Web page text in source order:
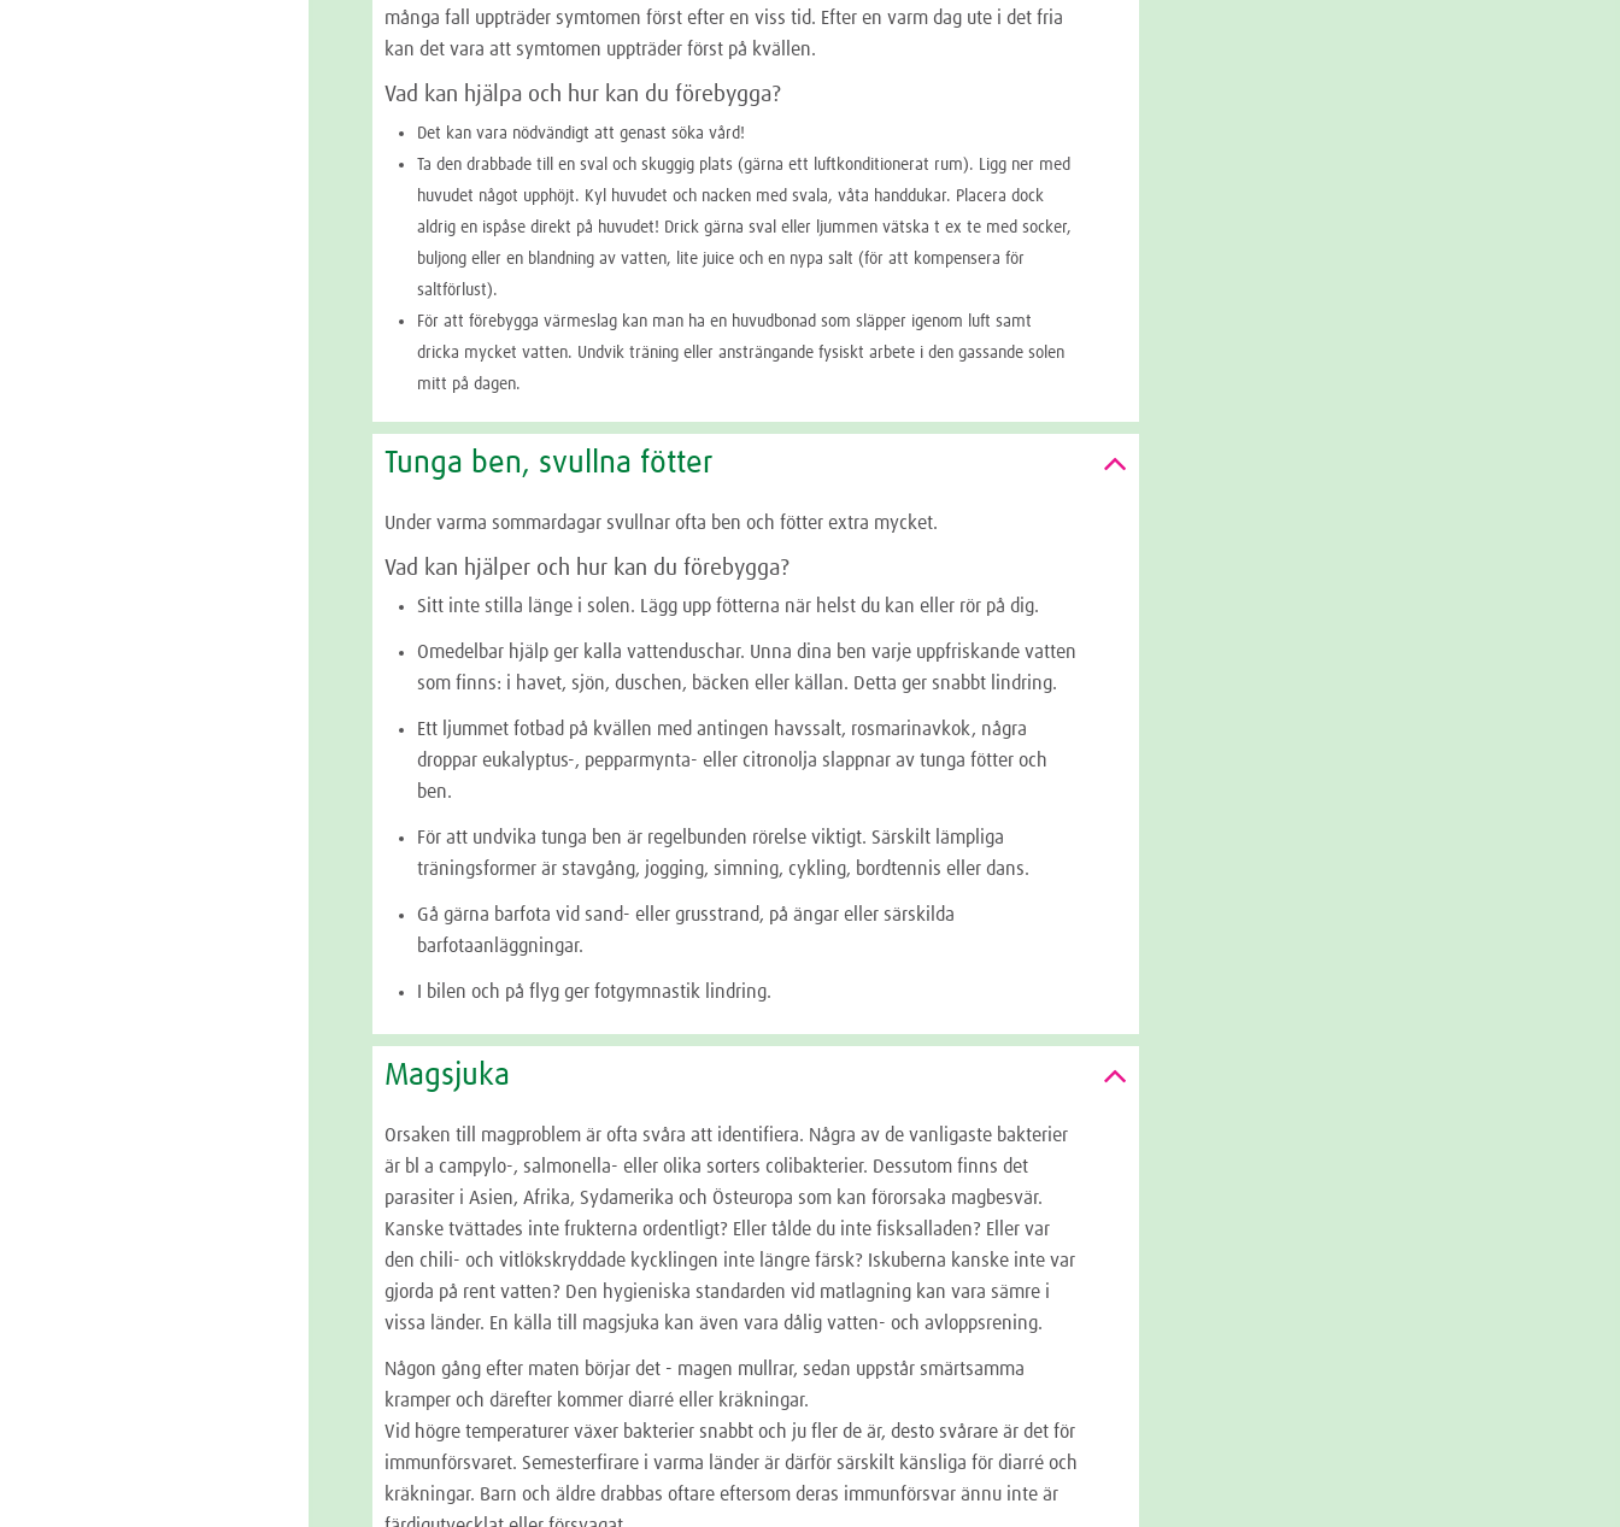
många fall uppträder symtomen först efter en viss tid. Efter en varm dag ute i det fria
kan det vara att symtomen uppträder först på kvällen.
Vad kan hjälpa och hur kan du förebygga?
Det kan vara nödvändigt att genast söka vård!
Ta den drabbade till en sval och skuggig plats (gärna ett luftkonditionerat rum). Ligg ner med
huvudet något upphöjt. Kyl huvudet och nacken med svala, våta handdukar. Placera dock
aldrig en ispåse direkt på huvudet! Drick gärna sval eller ljummen vätska t ex te med socker,
buljong eller en blandning av vatten, lite juice och en nypa salt (för att kompensera för
saltförlust).
För att förebygga värmeslag kan man ha en huvudbonad som släpper igenom luft samt
dricka mycket vatten. Undvik träning eller ansträngande fysiskt arbete i den gassande solen
mitt på dagen.
Tunga ben, svullna fötter
Under varma sommardagar svullnar ofta ben och fötter extra mycket.
Vad kan hjälper och hur kan du förebygga?
Sitt inte stilla länge i solen. Lägg upp fötterna när helst du kan eller rör på dig.
Omedelbar hjälp ger kalla vattenduschar. Unna dina ben varje uppfriskande vatten
som finns: i havet, sjön, duschen, bäcken eller källan. Detta ger snabbt lindring.
Ett ljummet fotbad på kvällen med antingen havssalt, rosmarinavkok, några
droppar eukalyptus-, pepparmynta- eller citronolja slappnar av tunga fötter och
ben.
För att undvika tunga ben är regelbunden rörelse viktigt. Särskilt lämpliga
träningsformer är stavgång, jogging, simning, cykling, bordtennis eller dans.
Gå gärna barfota vid sand- eller grusstrand, på ängar eller särskilda
barfotaanläggningar.
I bilen och på flyg ger fotgymnastik lindring.
Magsjuka
Orsaken till magproblem är ofta svåra att identifiera. Några av de vanligaste bakterier
är bl a campylo-, salmonella- eller olika sorters colibakterier. Dessutom finns det
parasiter i Asien, Afrika, Sydamerika och Östeuropa som kan förorsaka magbesvär.
Kanske tvättades inte frukterna ordentligt? Eller tålde du inte fisksalladen? Eller var
den chili- och vitlökskryddade kycklingen inte längre färsk? Iskuberna kanske inte var
gjorda på rent vatten? Den hygieniska standarden vid matlagning kan vara sämre i
vissa länder. En källa till magsjuka kan även vara dålig vatten- och avloppsrening.
Någon gång efter maten börjar det - magen mullrar, sedan uppstår smärtsamma
kramper och därefter kommer diarré eller kräkningar.
Vid högre temperaturer växer bakterier snabbt och ju fler de är, desto svårare är det för
immunförsvaret. Semesterfirare i varma länder är därför särskilt känsliga för diarré och
kräkningar. Barn och äldre drabbas oftare eftersom deras immunförsvar ännu inte är